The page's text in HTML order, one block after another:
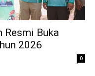
Resmi Buka
2026
0